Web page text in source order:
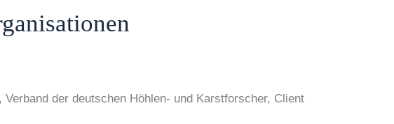
der deutschen Höhlen- und Karstforscher, Client